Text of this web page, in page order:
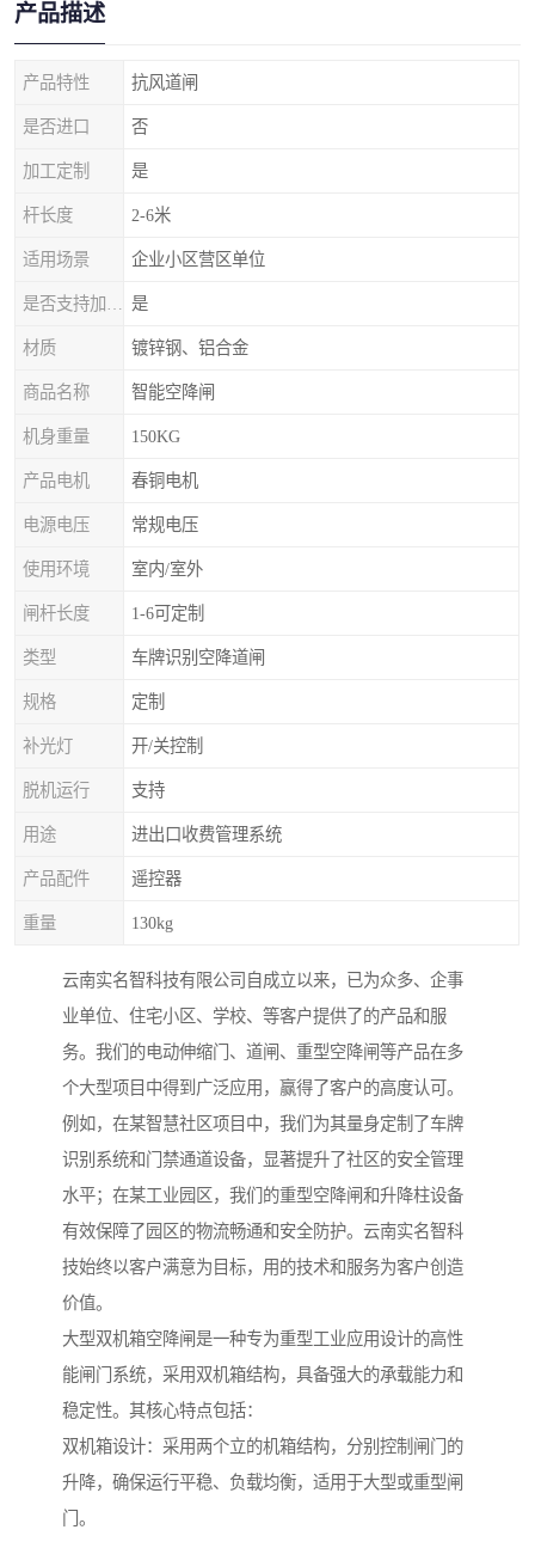
产品描述
产品特性 抗风道闸
是否进口 否
加工定制 是
杆长度 2-6米
适用场景 企业小区营区单位
是
材质 镀锌钢、铝合金
商品名称 智能空降闸
机身重量 150KG
产品电机 春铜电机
电源电压 常规电压
使用环境 室内/室外
闸杆长度 1-6可定制
类型 车牌识别空降道闸
规格 定制
补光灯 开/关控制
脱机运行 支持
用途 进出口收费管理系统
产品配件 遥控器
重量 130kg
云南实名智科技有限公司自成立以来，已为众多、企事
业单位、住宅小区、学校、等客户提供了的产品和服
务。我们的电动伸缩门、道闸、重型空降闸等产品在多
个大型项目中得到广泛应用，赢得了客户的高度认可。
例如，在某智慧社区项目中，我们为其量身定制了车牌
识别系统和门禁通道设备，显著提升了社区的安全管理
水平；在某工业园区，我们的重型空降闸和升降柱设备
有效保障了园区的物流畅通和安全防护。云南实名智科
技始终以客户满意为目标，用的技术和服务为客户创造
价值。
大型双机箱空降闸是一种专为重型工业应用设计的高性
能闸门系统，采用双机箱结构，具备强大的承载能力和
稳定性。其核心特点包括：
双机箱设计：采用两个立的机箱结构，分别控制闸门的
升降，确保运行平稳、负载均衡，适用于大型或重型闸
门。